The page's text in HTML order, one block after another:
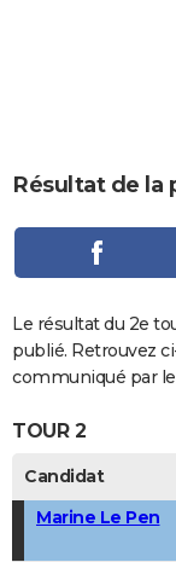
CARTE DE VOEUX
DICTIONNAIRE
Dictionnaire
Biographies
Expressions
Proverbes
PROGRAMME TV
COPAINS D'AVANT
Se connecter
Collèges
Universités
Entreprises
Service militaire
Avis de recherche
AVIS DE DÉCÈS
FORUM
Bricolage
Culture
Television
Voyage
Résultat de la
Le résultat du 2e
publié. Retrouvez
communiqué par
TOUR 2
Candidat
Marine Le Pen